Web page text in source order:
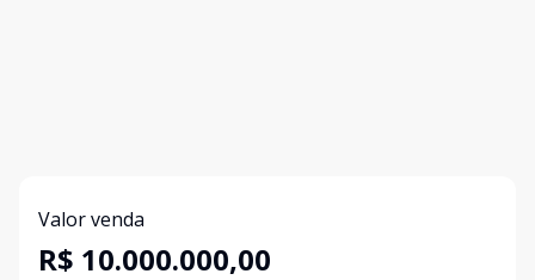
Valor venda
R$ 10.000.000,00